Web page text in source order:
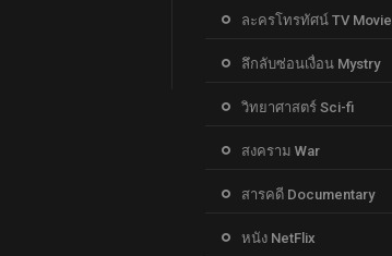
ละครโทรทัศน์ TV Movie
ลึกลับซ่อนเงื่อน Mystry
วิทยาศาสตร์ Sci-fi
สงคราม War
สารคดี Documentary
หนัง NetFlix